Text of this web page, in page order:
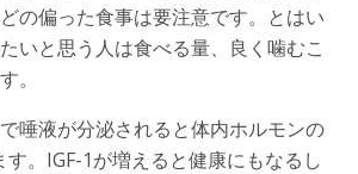
の偏った食事は要注意です。とはい
いと思う人は食べる量、良く噛むこ
。
唾液が分泌されると体内ホルモンの
す。IGF-1が増えると健康にもなるし